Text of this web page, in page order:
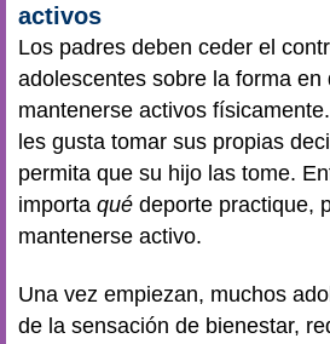
activos
Los padres deben ceder el
adolescentes sobre la forma en
mantenerse activos
les gusta tomar sus propias
permita que su hijo las tome.
importa qué deporte practique,
mantenerse activo.
Una vez empiezan, muchos
de la sensación de bienestar,